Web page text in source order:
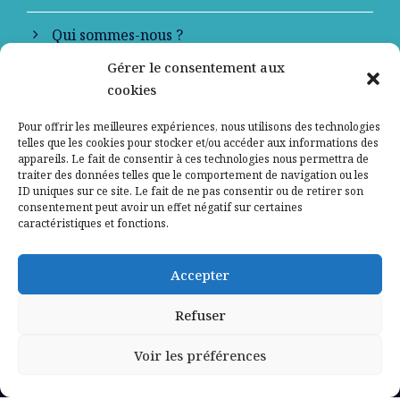
Gérer le consentement aux
cookies
Pour offrir les meilleures expériences, nous utilisons des technologies
telles que les cookies pour stocker et/ou accéder aux informations des
appareils. Le fait de consentir à ces technologies nous permettra de
traiter des données telles que le comportement de navigation ou les
ID uniques sur ce site. Le fait de ne pas consentir ou de retirer son
consentement peut avoir un effet négatif sur certaines
caractéristiques et fonctions.
Accepter
Refuser
Voir les préférences
Qui sommes-nous ?
Contactez-nous
Mentions légales
Politique de confidentialité